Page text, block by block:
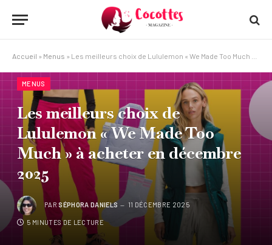
Accueil » Menus » Les meilleurs choix de Lululemon « We Made Too Much » à acheter en décembre 2025
MENUS
Les meilleurs choix de
Lululemon « We Made Too
Much » à acheter en décembre
2025
PAR SÉPHORA DANIELS 11 DÉCEMBRE 2025
5 MINUTES DE LECTURE